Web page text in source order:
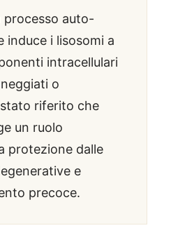
processo auto-
induce i lisosomi a
intracellulari
o
riferito che
un ruolo
protezione dalle
e
precoce.